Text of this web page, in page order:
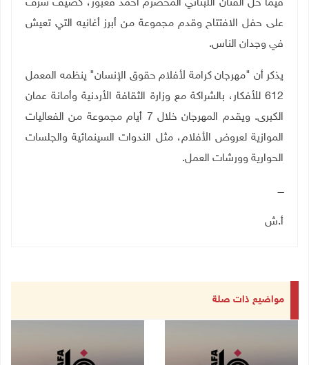
فيما حل الفنان اللبناني المخضرم أحمد قعبور، كضيف شرف
على حفل الافتتاح وقدم مجموعة من أبرز أغانيه التي تعيش
في وجدان الناس.
يذكر أن "مهرجان كرامة لأفلام حقوق الإنسان" ينظمه المعمل
612 للأفكار، بالشراكة مع وزارة الثقافة الأردنية وأمانة عمان
الكبرى.
ويقدم المهرجان خلال 7 أيام مجموعة من الفعاليات
الموازية لعروض الأفلام، مثل الندوات السينمائية والجلسات
الحوارية وورشات العمل.
ــــ
أ.ش
مواضيع ذات صلة